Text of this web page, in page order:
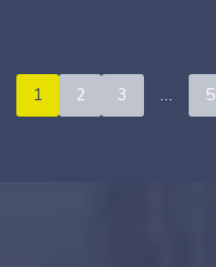
1 2 3 … 5